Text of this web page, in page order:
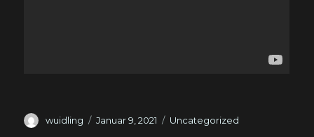
Autor
wuidling
Veröffentlicht
Januar 9, 2021 Kategorien
Uncategorized